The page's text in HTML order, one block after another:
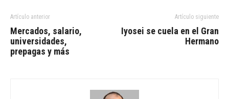
Artículo anterior
Mercados, salario,
universidades,
prepagas y más
Artículo siguiente
Iyosei se cuela en el Gran
Hermano